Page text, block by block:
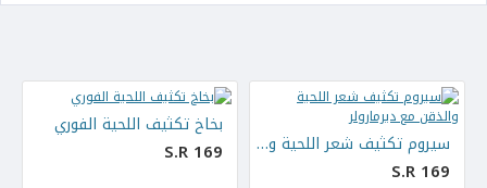
سيروم تكثيف شعر اللحية والذقن مع ديرمارولر
S.R 169
بخاخ تكثيف اللحية الفوري
S.R 169